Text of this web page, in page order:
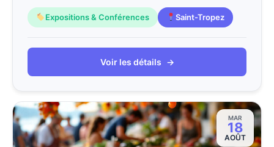
Expositions & Conférences Saint-Tropez
Voir les détails →
MAR
18
AOÛT